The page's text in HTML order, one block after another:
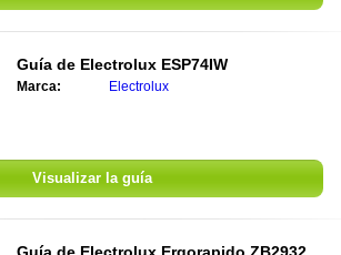
Guía de Electrolux ESP74IW
Marca: Electrolux
Visualizar la guía